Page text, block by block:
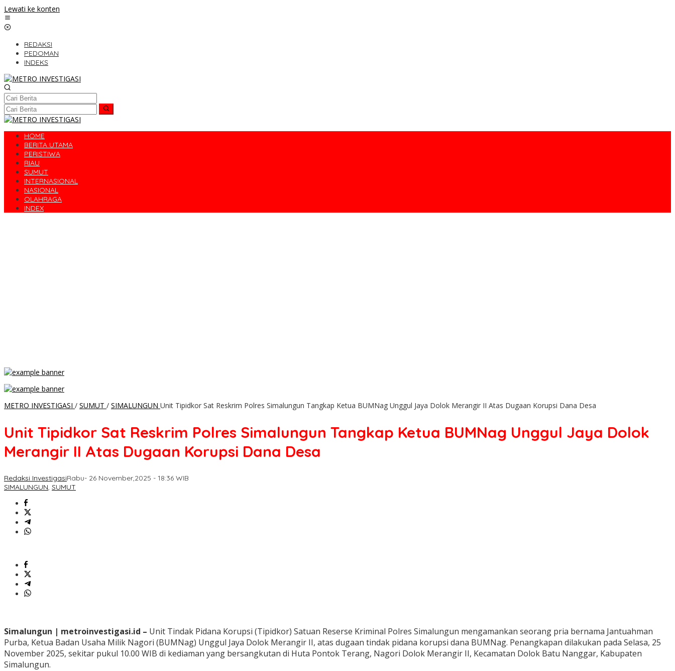
Lewati ke konten
REDAKSI
PEDOMAN
INDEKS
HOME
BERITA UTAMA
PERISTIWA
RIAU
SUMUT
INTERNASIONAL
NASIONAL
OLAHRAGA
INDEX
METRO INVESTIGASI / SUMUT / SIMALUNGUN Unit Tipidkor Sat Reskrim Polres Simalungun Tangkap Ketua BUMNag Unggul Jaya Dolok Merangir II Atas Dugaan Korupsi Dana Desa
Unit Tipidkor Sat Reskrim Polres Simalungun Tangkap Ketua BUMNag Unggul Jaya Dolok
Merangir II Atas Dugaan Korupsi Dana Desa
Redaksi InvestigasiRabu- 26 November,2025 - 18:36 WIB
SIMALUNGUN, SUMUT
Simalungun | metroinvestigasi.id – Unit Tindak Pidana Korupsi (Tipidkor) Satuan Reserse Kriminal Polres Simalungun mengamankan seorang pria bernama Jantuahman
Purba, Ketua Badan Usaha Milik Nagori (BUMNag) Unggul Jaya Dolok Merangir II, atas dugaan tindak pidana korupsi dana BUMNag. Penangkapan dilakukan pada Selasa, 25
November 2025, sekitar pukul 10.00 WIB di kediaman yang bersangkutan di Huta Pontok Terang, Nagori Dolok Merangir II, Kecamatan Dolok Batu Nanggar, Kabupaten
Simalungun.